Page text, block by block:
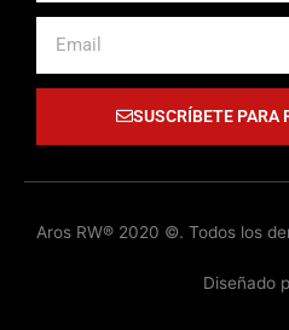
SUSCRÍBETE PARA
Aros RW® 2020 ©. Todos los
Diseñado